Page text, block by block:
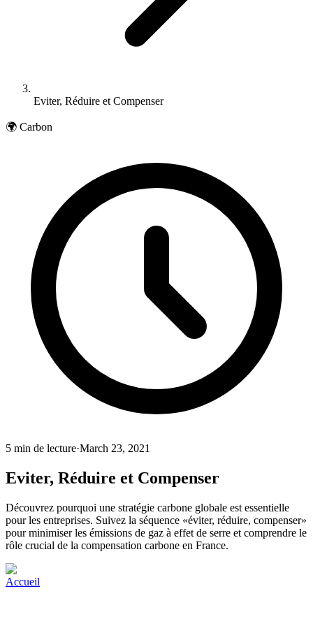
Eviter, Réduire et Compenser
🌍 Carbon
5 min de lecture·March 23, 2021
Eviter, Réduire et Compenser
Découvrez pourquoi une stratégie carbone globale est essentielle
pour les entreprises. Suivez la séquence «éviter, réduire, compenser»
pour minimiser les émissions de gaz à effet de serre et comprendre le
rôle crucial de la compensation carbone en France.
Accueil